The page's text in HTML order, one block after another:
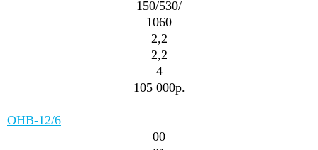
150/530/
1060
2,2
2,2
4
105 000р.
ОНВ-12/6
00